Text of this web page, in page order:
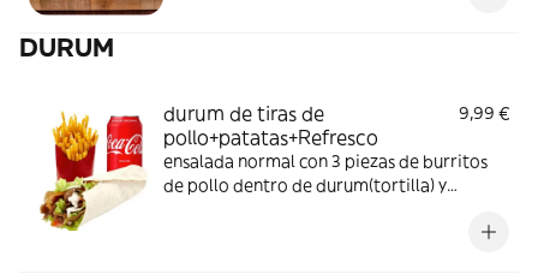
DURUM
durum de tiras de
pollo+patatas+Refresco
9,99 €
ensalada normal con 3 piezas de burritos
de pollo dentro de durum(tortilla) y